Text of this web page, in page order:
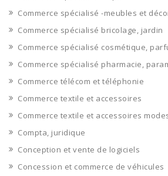
Commerce spécialisé -meubles et
Commerce spécialisé bricolage, jardin
Commerce spécialisé cosmétique,
Commerce spécialisé pharmacie,
Commerce télécom et téléphonie
Commerce textile et accessoires
Commerce textile et accessoires
Compta, juridique
Conception et vente de logiciels
Concession et commerce de véhicules